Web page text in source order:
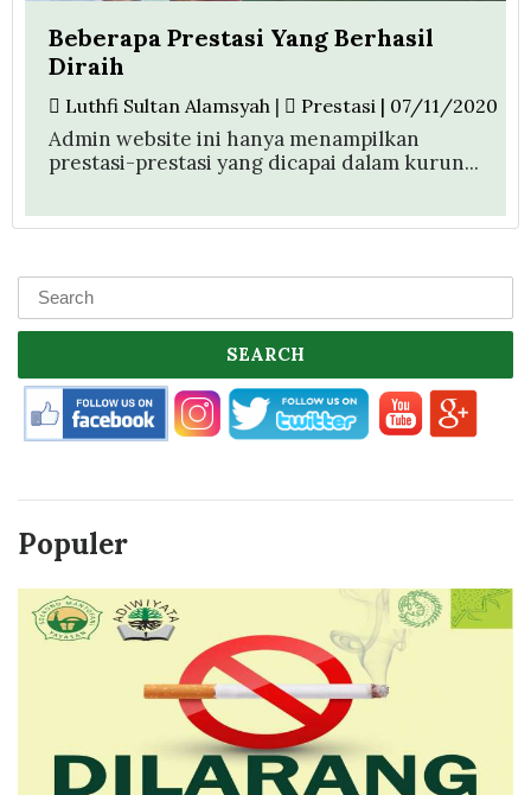
Beberapa Prestasi Yang Berhasil
Diraih
Luthfi Sultan Alamsyah | Prestasi | 07/11/2020
Admin website ini hanya menampilkan
prestasi-prestasi yang dicapai dalam kurun...
SEARCH
Populer